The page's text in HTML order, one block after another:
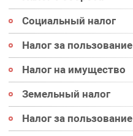
Социальный налог
Налог за
Налог на имущество
Земельный налог
Налог за